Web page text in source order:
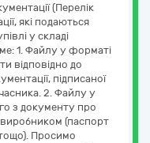
(Перелік
які подаються
у складі
1. Файлу у форматі
відповідно до
підписаної
2. Файлу у
з документу про
виробником (паспорт
Просимо